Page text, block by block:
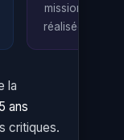
missions
réalisées
la
ans
critiques.